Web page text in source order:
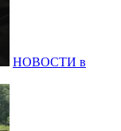
НОВОСТИ в